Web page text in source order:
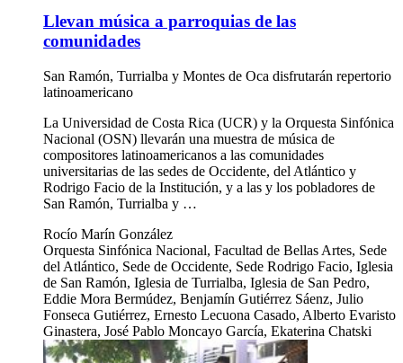
Llevan música a parroquias de las
comunidades
San Ramón, Turrialba y Montes de Oca disfrutarán repertorio
latinoamericano
La Universidad de Costa Rica (UCR) y la Orquesta Sinfónica
Nacional (OSN) llevarán una muestra de música de
compositores latinoamericanos a las comunidades
universitarias de las sedes de Occidente, del Atlántico y
Rodrigo Facio de la Institución, y a las y los pobladores de
San Ramón, Turrialba y …
Rocío Marín González
Orquesta Sinfónica Nacional, Facultad de Bellas Artes, Sede
del Atlántico, Sede de Occidente, Sede Rodrigo Facio, Iglesia
de San Ramón, Iglesia de Turrialba, Iglesia de San Pedro,
Eddie Mora Bermúdez, Benjamín Gutiérrez Sáenz, Julio
Fonseca Gutiérrez, Ernesto Lecuona Casado, Alberto Evaristo
Ginastera, José Pablo Moncayo García, Ekaterina Chatski